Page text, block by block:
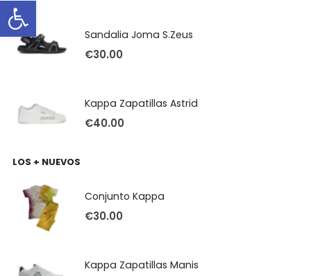
Abrir barra de herramientas
Sandalia Joma S.Zeus
€30.00
Kappa Zapatillas Astrid
€40.00
LOS + NUEVOS
Conjunto Kappa
€30.00
Kappa Zapatillas Manis